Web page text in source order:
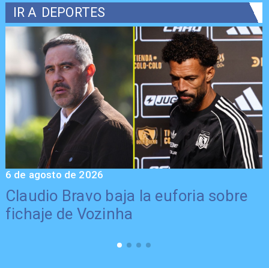
IR A DEPORTES
Claudio Bravo baja la euforia sobre
fichaje de Vozinha
6 de agosto de 2026